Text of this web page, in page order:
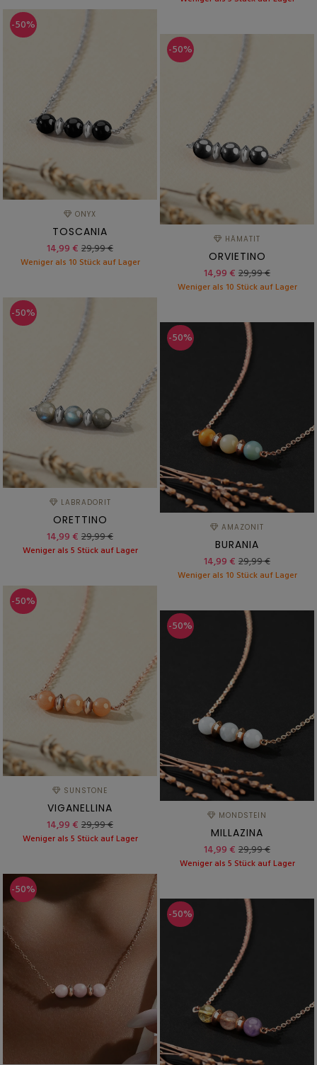
-50%
ONYX
TOSCANIA
14,99 € 29,99 €
Weniger als 10 Stück auf Lager
-50%
HÄMATIT
ORVIETINO
14,99 € 29,99 €
Weniger als 10 Stück auf Lager
-50%
LABRADORIT
ORETTINO
14,99 € 29,99 €
Weniger als 5 Stück auf Lager
-50%
AMAZONIT
BURANIA
14,99 € 29,99 €
Weniger als 10 Stück auf Lager
-50%
SUNSTONE
VIGANELLINA
14,99 € 29,99 €
Weniger als 5 Stück auf Lager
-50%
MONDSTEIN
MILLAZINA
14,99 € 29,99 €
Weniger als 5 Stück auf Lager
-50%
-50%